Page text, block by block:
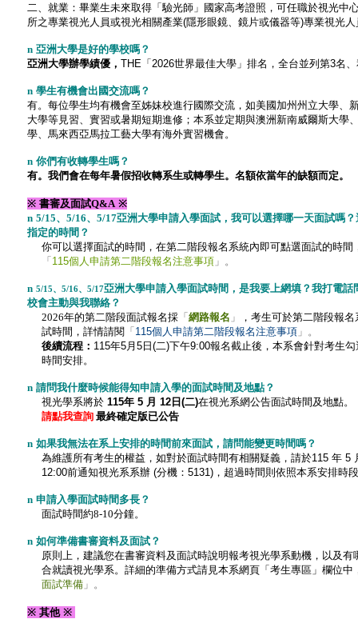
二、就業：畢業生未來取得「驗光師」國家高考證照，可任職於視光中
所之專業視光人員或視光相關產業(隱形眼鏡、鏡片或儀器等)專業視光人
n 亞洲大學是好的學校嗎？
亞洲大學辦學績優， THE「2026世界最佳大學」排名，全台並列第3名
n 學生有機會出國交流嗎？
有。每位學生均有機會至姊妹校進行國際交流，如美國加州州立大學、
大學等見習、實習或暑期短期進修；本系並定期與澳洲新南威爾斯大學
學、馬來西亞馬拉工藝大學有海外實習機會。
n 你們有收轉學生嗎？
有。我們會在每年暑假招收轉系生或轉學生。名額依當年的缺額而定。
※ 書審及面試Q&A※
n 5/15、5/16、5/17亞洲大學申請入學面試，我可以選擇哪一天面試嗎
指定的時間 ？
你可以選擇面試的時間， 在第二階段報名系統內即可點選面試的時間
「 115個人申請第二階段報名注意事項」。
n 5/15、5/16、5/17亞洲大學申請入學面試時間，是我要上網填？我打電話
校會主動與我聯絡？
2026年的第二階段面試報名採「 網路報名 」 ，考生可於第二階段報名
試時間 ， 詳情請閱 「 115個人申請第二階段報名注意事項」。
後續流程： 115年5月5日(二)下午9:00報名截止後 ，本系會針對考生
時間安排。
n 請問我什麼時候能得知申請入學的面試時間及地點？
視光學系將於115年 5月 12日 (二)在視光系網公告面試時間及地點。
請點我查詢 最終確定版已公告
n 如果我無法在系上安排的時間前來面試，請問能變更時間嗎？
為維護所有考生的權益，如對於面試時間有相關疑義，請於115 年 5
12:00前通知視光系系辦 (分機：5131)，超過時間則依照本系安排時
n 申請入學面試時間多長？
面試時間約8-10分鐘。
n 如何準備書審資料及面試？
原則上，建議您在書審資料及面試時說明報考視光學系動機，以及有
合就讀視光學系 。詳細的準備方式請見本系網頁「考生專區」欄位中
面試準備」。
※ 其他※